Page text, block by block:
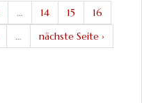
… 14 15
16
…
nächste Seite ›